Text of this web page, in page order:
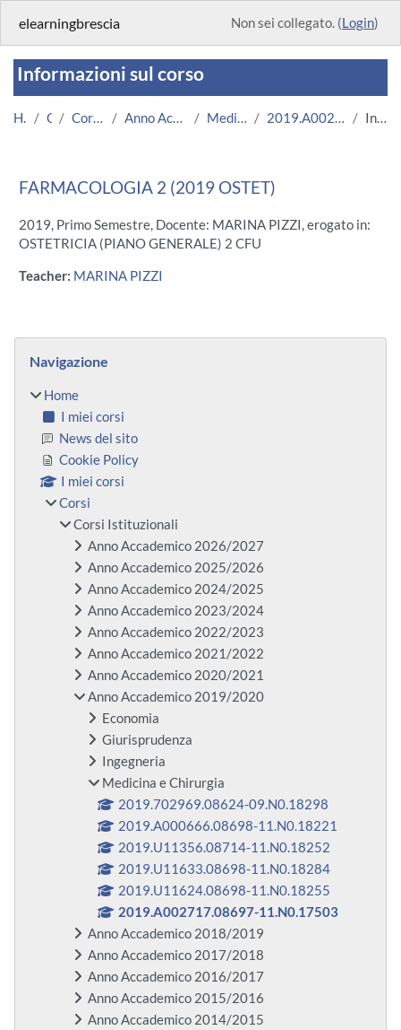
elearningbrescia Non sei collegato. (Login)
Informazioni sul corso
Home Corsi Corsi Istituzionali Anno Accademico 2019/2020 Medicina e Chirurgia 2019.A002717.08697-11.N0.17503 Introduzione
FARMACOLOGIA 2 (2019 OSTET)
2019, Primo Semestre, Docente: MARINA PIZZI, erogato in:
OSTETRICIA (PIANO GENERALE) 2 CFU
Teacher: MARINA PIZZI
Blocchi
Navigazione
Home
I miei corsi
News del sito
Cookie Policy
I miei corsi
Corsi
Corsi Istituzionali
Anno Accademico 2026/2027
Anno Accademico 2025/2026
Anno Accademico 2024/2025
Anno Accademico 2023/2024
Anno Accademico 2022/2023
Anno Accademico 2021/2022
Anno Accademico 2020/2021
Anno Accademico 2019/2020
Economia
Giurisprudenza
Ingegneria
Medicina e Chirurgia
2019.702969.08624-09.N0.18298
2019.A000666.08698-11.N0.18221
2019.U11356.08714-11.N0.18252
2019.U11633.08698-11.N0.18284
2019.U11624.08698-11.N0.18255
2019.A002717.08697-11.N0.17503
Anno Accademico 2018/2019
Anno Accademico 2017/2018
Anno Accademico 2016/2017
Anno Accademico 2015/2016
Anno Accademico 2014/2015